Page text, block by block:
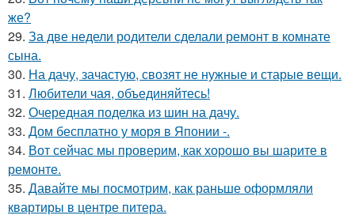
же?
29. За две недели родители сделали ремонт в комнате
сына.
30. На дачу, зачастую, свозят не нужные и старые вещи.
31. Любители чая, объединяйтесь!
32. Очередная поделка из шин на дачу.
33. Дом бесплатно у моря в Японии -.
34. Вот сейчас мы проверим, как хорошо вы шарите в
ремонте.
35. Давайте мы посмотрим, как раньше оформляли
квартиры в центре питера.